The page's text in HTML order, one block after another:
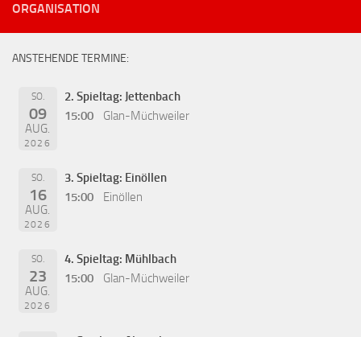
ORGANISATION
ANSTEHENDE TERMINE:
SO.
09
AUG.
2026
2. Spieltag: Jettenbach
15:00
Glan-Müchweiler
SO.
16
AUG.
2026
3. Spieltag: Einöllen
15:00
Einöllen
SO.
23
AUG.
2026
4. Spieltag: Mühlbach
15:00
Glan-Müchweiler